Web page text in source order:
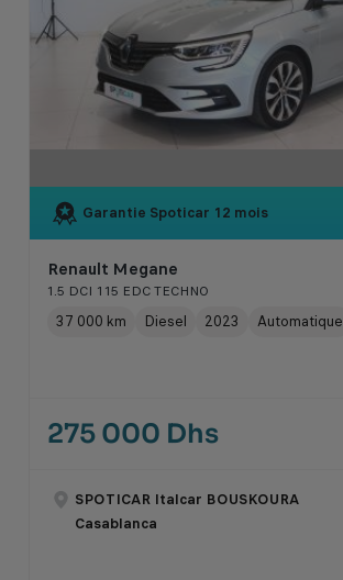
Garantie Spoticar 12 mois
Renault Megane
1.5 DCI 115 EDC TECHNO
37 000 km Diesel 2023 Automatique
275 000 Dhs
SPOTICAR Italcar BOUSKOURA
Casablanca